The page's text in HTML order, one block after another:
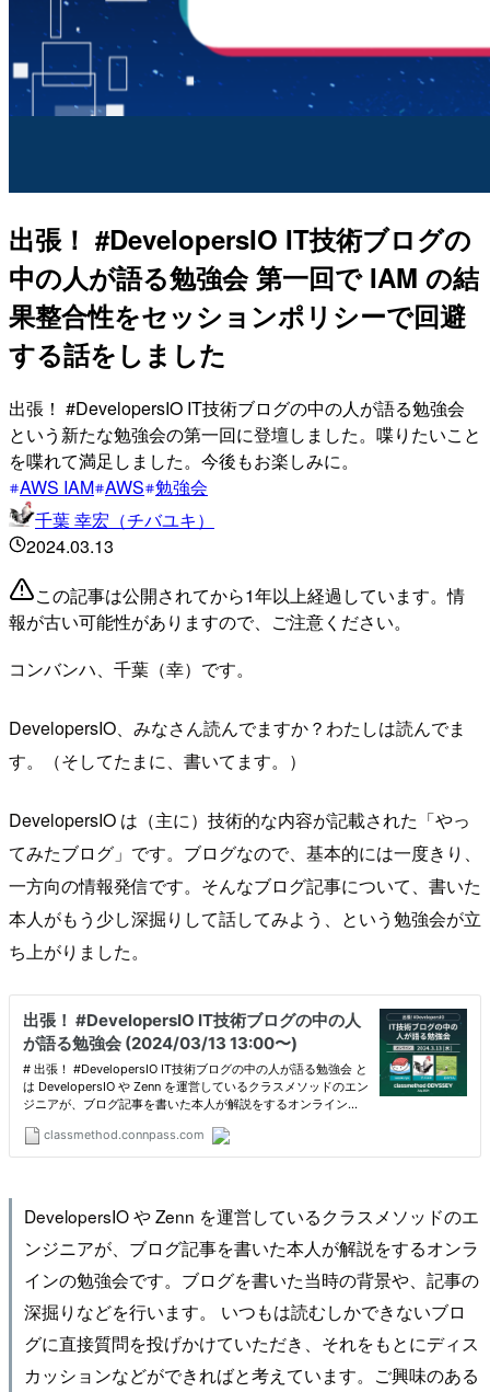
出張！ #DevelopersIO IT技術ブログの
中の人が語る勉強会 第一回で IAM の結
果整合性をセッションポリシーで回避
する話をしました
出張！ #DevelopersIO IT技術ブログの中の人が語る勉強会
という新たな勉強会の第一回に登壇しました。喋りたいこと
を喋れて満足しました。今後もお楽しみに。
AWS IAM AWS 勉強会
千葉 幸宏（チバユキ）
2024.03.13
この記事は公開されてから1年以上経過しています。情
報が古い可能性がありますので、ご注意ください。
コンバンハ、千葉（幸）です。
DevelopersIO、みなさん読んでますか？わたしは読んでま
す。（そしてたまに、書いてます。）
DevelopersIO は（主に）技術的な内容が記載された「やっ
てみたブログ」です。ブログなので、基本的には一度きり、
一方向の情報発信です。そんなブログ記事について、書いた
本人がもう少し深掘りして話してみよう、という勉強会が立
ち上がりました。
DevelopersIO や Zenn を運営しているクラスメソッドのエ
ンジニアが、ブログ記事を書いた本人が解説をするオンラ
インの勉強会です。ブログを書いた当時の背景や、記事の
深掘りなどを行います。 いつもは読むしかできないブロ
グに直接質問を投げかけていただき、それをもとにディス
カッションなどができればと考えています。ご興味のある